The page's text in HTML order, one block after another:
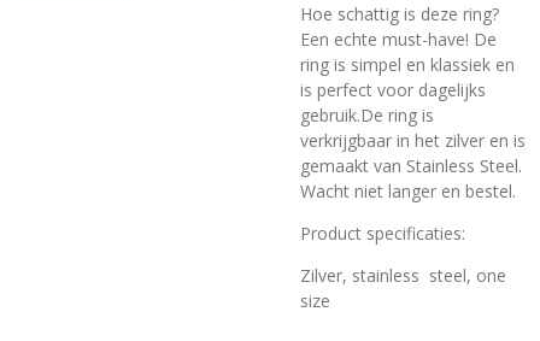
Hoe schattig is deze ring?
Een echte must-have! De
ring is simpel en klassiek en
is perfect voor dagelijks
gebruik.De ring is
verkrijgbaar in het zilver en is
gemaakt van Stainless Steel.
Wacht niet langer en bestel.
Product specificaties:
Zilver, stainless steel, one
size